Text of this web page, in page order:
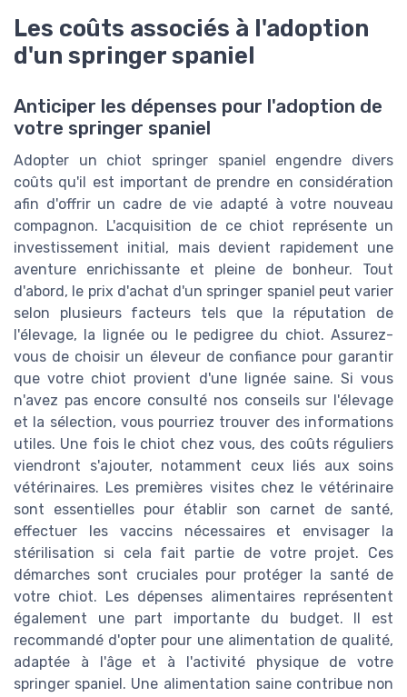
Les coûts associés à l'adoption
d'un springer spaniel
Anticiper les dépenses pour l'adoption de
votre springer spaniel
Adopter un chiot springer spaniel engendre divers
coûts qu'il est important de prendre en considération
afin d'offrir un cadre de vie adapté à votre nouveau
compagnon. L'acquisition de ce chiot représente un
investissement initial, mais devient rapidement une
aventure enrichissante et pleine de bonheur. Tout
d'abord, le prix d'achat d'un springer spaniel peut varier
selon plusieurs facteurs tels que la réputation de
l'élevage, la lignée ou le pedigree du chiot. Assurez-
vous de choisir un éleveur de confiance pour garantir
que votre chiot provient d'une lignée saine. Si vous
n'avez pas encore consulté nos conseils sur l'élevage
et la sélection, vous pourriez trouver des informations
utiles. Une fois le chiot chez vous, des coûts réguliers
viendront s'ajouter, notamment ceux liés aux soins
vétérinaires. Les premières visites chez le vétérinaire
sont essentielles pour établir son carnet de santé,
effectuer les vaccins nécessaires et envisager la
stérilisation si cela fait partie de votre projet. Ces
démarches sont cruciales pour protéger la santé de
votre chiot. Les dépenses alimentaires représentent
également une part importante du budget. Il est
recommandé d'opter pour une alimentation de qualité,
adaptée à l'âge et à l'activité physique de votre
springer spaniel. Une alimentation saine contribue non